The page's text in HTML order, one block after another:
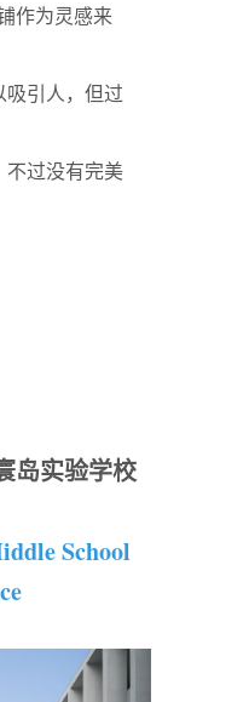
作为灵感来
吸引人，但过
不过没有完美
岛实验学校
School